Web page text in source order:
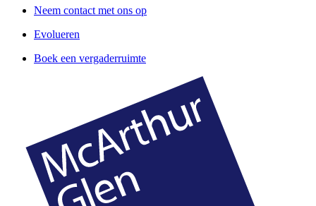
Neem contact met ons op
Evolueren
Boek een vergaderruimte